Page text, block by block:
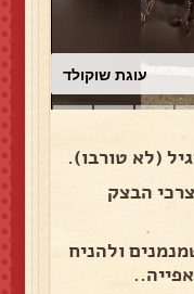
עוגת שוקולד
הבצק
ולהניח